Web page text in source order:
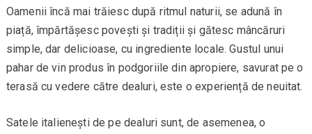
Oamenii încă mai trăiesc după ritmul naturii, se adună în
piață, împărtășesc povești și tradiții și gătesc mâncăruri
simple, dar delicioase, cu ingrediente locale. Gustul unui
pahar de vin produs în podgoriile din apropiere, savurat pe o
terasă cu vedere către dealuri, este o experiență de neuitat.
Satele italienești de pe dealuri sunt, de asemenea, o